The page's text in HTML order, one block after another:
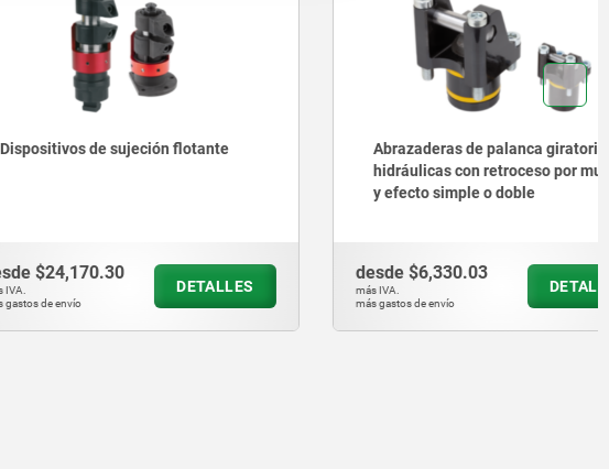
de sujeción flotante
DETALLES
Abrazaderas de palanca giratoria,
hidráulicas con retroceso por muelle
y efecto simple o doble
$6,330.03
más gastos de envío
DETALLES